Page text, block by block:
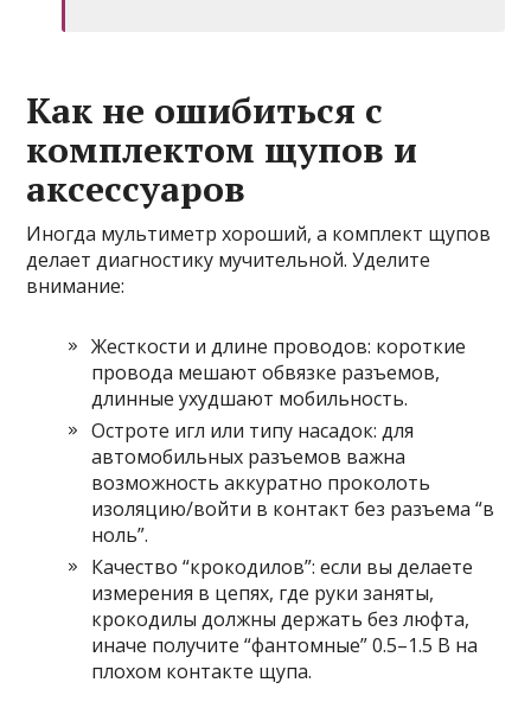
Как не ошибиться с
комплектом щупов и
аксессуаров
Иногда мультиметр хороший, а комплект щупов
делает диагностику мучительной. Уделите
внимание:
Жесткости и длине проводов: короткие
провода мешают обвязке разъемов,
длинные ухудшают мобильность.
Остроте игл или типу насадок: для
автомобильных разъемов важна
возможность аккуратно проколоть
изоляцию/войти в контакт без разъема “в
ноль”.
Качество “крокодилов”: если вы делаете
измерения в цепях, где руки заняты,
крокодилы должны держать без люфта,
иначе получите “фантомные” 0.5–1.5 В на
плохом контакте щупа.